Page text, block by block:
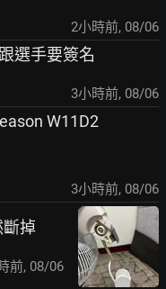
2小時前, 08/06
選手要簽名
3小時前, 08/06
W11D2
3小時前, 08/06
斷掉
前, 08/06